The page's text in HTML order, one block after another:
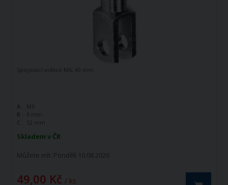
Skladem v ČR
Můžete mít: Pondělí 10.08.2026
49,00 Kč / ks
Spojovací vidlice M6, 43 mm
A : M6
B : 6 mm
C :
12 mm